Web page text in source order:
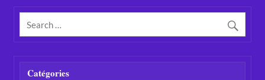
Catégories